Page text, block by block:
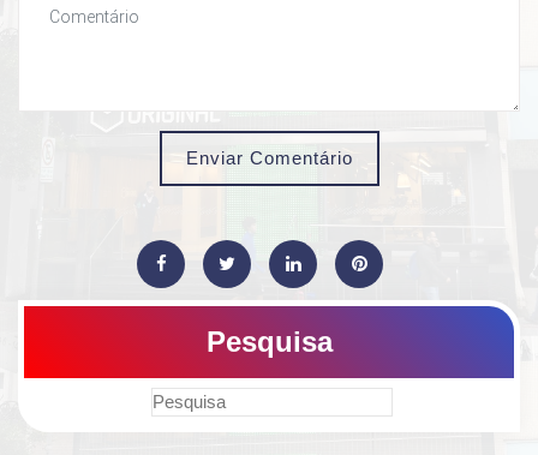
Enviar Comentário
Pesquisa